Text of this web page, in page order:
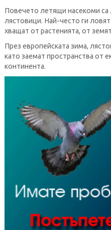
Повечето летящи насекоми са
лястовици. Най-често ги
хващат от растенията, от
През европейската зима,
като заемат пространства от
континента.